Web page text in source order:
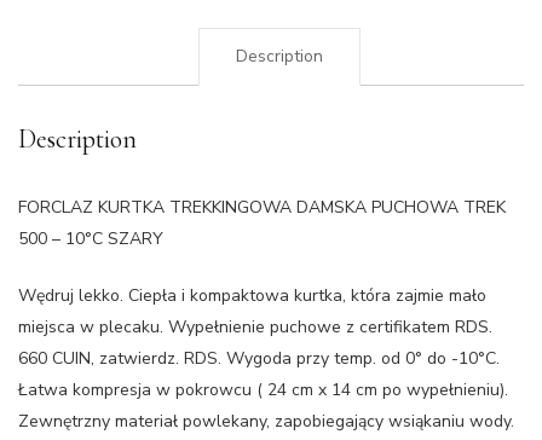
Description
Description
FORCLAZ KURTKA TREKKINGOWA DAMSKA PUCHOWA TREK
500 – 10°C SZARY
Wędruj lekko. Ciepła i kompaktowa kurtka, która zajmie mało
miejsca w plecaku. Wypełnienie puchowe z certifikatem RDS.
660 CUIN, zatwierdz. RDS. Wygoda przy temp. od 0° do -10°C.
Łatwa kompresja w pokrowcu ( 24 cm x 14 cm po wypełnieniu).
Zewnętrzny materiał powlekany, zapobiegający wsiąkaniu wody.